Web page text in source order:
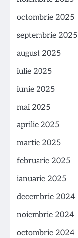
octombrie 2025
septembrie 2025
august 2025
iulie 2025
iunie 2025
mai 2025
aprilie 2025
martie 2025
februarie 2025
ianuarie 2025
decembrie 2024
noiembrie 2024
octombrie 2024